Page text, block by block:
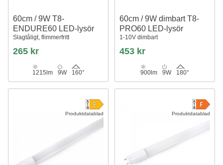
60cm / 9W T8-
ENDURE60 LED-lysör
Slagtåligt, flimmerfritt
265 kr
1215lm 9W 160°
60cm / 9W dimbart T8-
PRO60 LED-lysör
1-10V dimbart
453 kr
900lm 9W 180°
Produktdatablad Produktdatablad